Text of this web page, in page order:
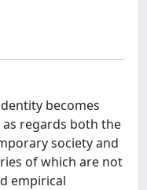
becomes
regards both the
society and
of which are not
empirical